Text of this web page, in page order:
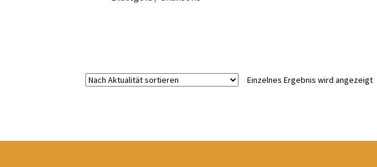
Einzelnes Ergebnis wird angezeigt